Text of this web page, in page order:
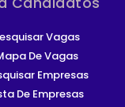
Vagas
De Vagas
Empresas
De Empresas